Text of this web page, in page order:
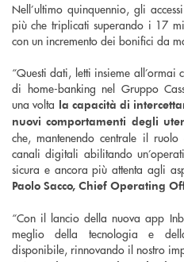
Nell’ultimo quinquennio, gli
più che triplicati superando i 17
con un incremento dei bonifici da
“Questi dati, letti insieme
di home-banking nel Gruppo
una volta la capacità di
nuovi comportamenti degli
che, mantenendo centrale il
canali digitali abilitando
sicura e ancora più attenta agli
Paolo Sacco, Chief Operating
“Con il lancio della nuova app
meglio della tecnologia e
disponibile, rinnovando il nostro